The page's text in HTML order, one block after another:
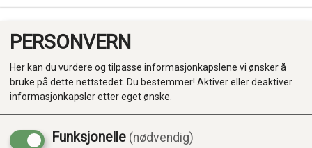
PERSONVERN
Her kan du vurdere og tilpasse informasjonkapslene vi ønsker å
bruke på dette nettstedet. Du bestemmer! Aktiver eller deaktiver
informasjonkapsler etter eget ønske.
Funksjonelle (nødvendig)